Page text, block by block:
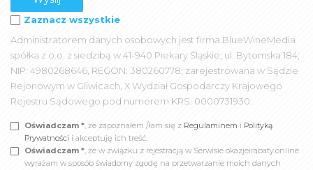
Zaznacz wszystkie
Administratorem danych osobowych jest firma BlueWineMedia
spółka z o.o. z siedzibą w 41-940 Piekary Śląskie; ul. Bytomska 184;
NIP: 4980268646, REGON: 380260778; zarejestrowana w Sądzie
Rejonowym w Gliwicach, X Wydział Gospodarczy Krajowego
Rejestru Sądowego pod numerem KRS: 0000731930.
Oświadczam *, że zapoznałem /łam się z Regulaminem i Polityką
Prywatności i akceptuję ich treść.
Oświadczam *, że w związku z rejestracją w Serwisie okazjeirabaty.online
wyrażam w sposób świadomy zgodę na przetwarzanie moich danych